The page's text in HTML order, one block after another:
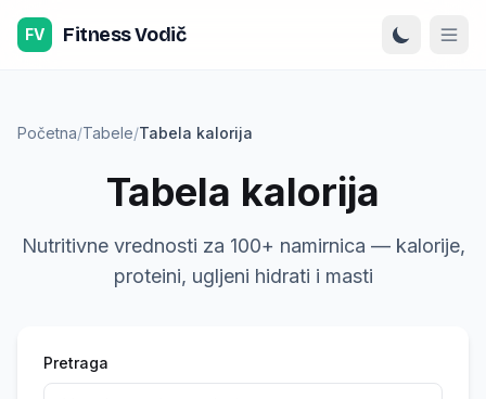
Preskoči na sadržaj
FV Fitness Vodič
Početna/Tabele/Tabela kalorija
Tabela kalorija
Nutritivne vrednosti za 100+ namirnica — kalorije,
proteini, ugljeni hidrati i masti
Pretraga